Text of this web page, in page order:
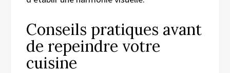
Conseils pratiques avant
de repeindre votre
cuisine